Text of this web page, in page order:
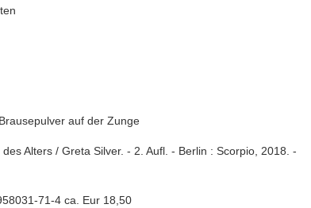
auf der Zunge
Alters / Greta Silver. - 2. Aufl. - Berlin : Scorpio, 2018. -
71-4 ca. Eur 18,50